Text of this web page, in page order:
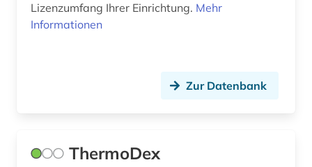
Lizenzumfang Ihrer Einrichtung. Mehr
Informationen
Zur Datenbank
ThermoDex